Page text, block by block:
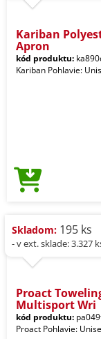
Kariban
Apron
kód produktu:
Kariban Pohlavie:
Skladom: 195 ks
- v ext. sklade: 3.327
Proact
Multisport Wri
kód produktu:
Proact Pohlavie: